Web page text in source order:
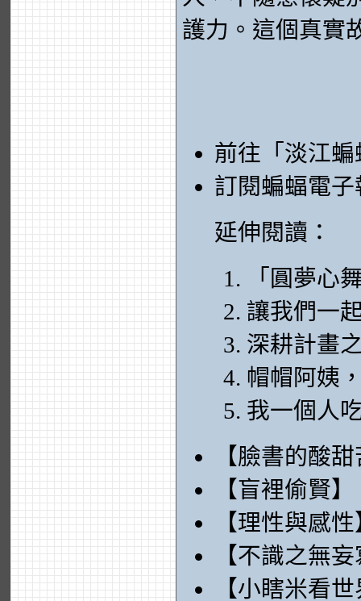
護力。這個真實
前往「淡江
訂閱蝙蝠電子
延伸閱讀：
「圓夢心
讓我們一
深耕計畫
帽帽阿姨
我一個人
【臉書的酸
【盲裡偷賢】
【理性與感
【不識之無
【小瞎米看